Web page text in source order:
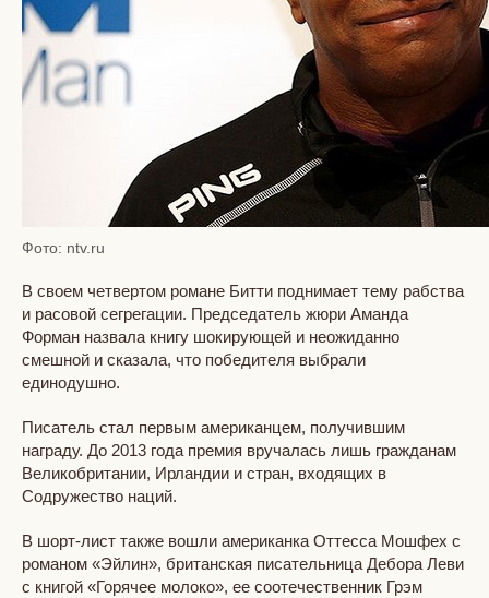
Фото: ntv.ru
В своем четвертом романе Битти поднимает тему рабства
и расовой сегрегации. Председатель жюри Аманда
Форман назвала книгу шокирующей и неожиданно
смешной и сказала, что победителя выбрали
единодушно.
Писатель стал первым американцем, получившим
награду. До 2013 года премия вручалась лишь гражданам
Великобритании, Ирландии и стран, входящих в
Содружество наций.
В шорт-лист также вошли американка Оттесса Мошфех с
романом «Эйлин», британская писательница Дебора Леви
с книгой «Горячее молоко», ее соотечественник Грэм